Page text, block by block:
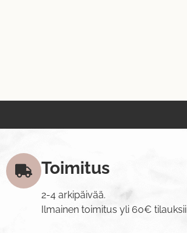
Toimitus
2-4 arkipäivää.
Ilmainen toimitus yli 60€